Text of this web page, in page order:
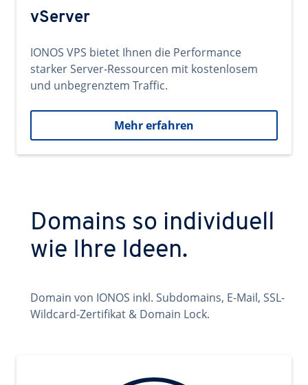
vServer
IONOS VPS bietet Ihnen die Performance
starker Server-Ressourcen mit kostenlosem
und unbegrenztem Traffic.
Mehr erfahren
Domains so individuell
wie Ihre Ideen.
Domain von IONOS inkl. Subdomains, E-Mail, SSL-
Wildcard-Zertifikat & Domain Lock.